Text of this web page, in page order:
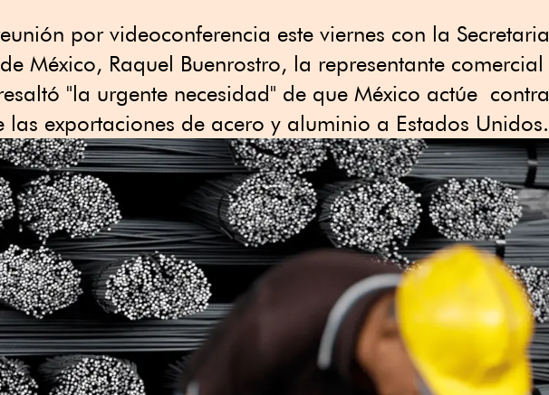
por videoconferencia este viernes con la Secretaria
México, Raquel Buenrostro, la representante comercial
"la urgente necesidad" de que México actúe contra
las exportaciones de acero y aluminio a Estados Unidos.